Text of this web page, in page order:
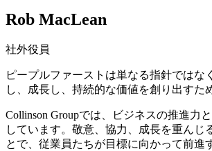
Rob MacLean
社外役員
ピープルファーストは単なる指針ではな
し、成長し、持続的な価値を創り出すた
Collinson Groupでは、ビジネスの推進力
しています。敬意、協力、成長を重んじ
とで、従業員たちが目標に向かって前進